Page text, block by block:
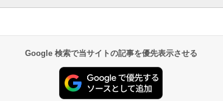
Google 検索で当サイトの記事を優先表示させる